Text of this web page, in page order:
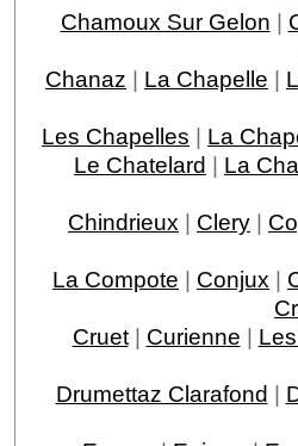
Chamoux Sur Gelon |
Chanaz | La Chapelle |
Les Chapelles | La
Le Chatelard | La
Chindrieux | Clery |
La Compote | Conjux |
Cruet| Curienne |
Drumettaz Clarafond |